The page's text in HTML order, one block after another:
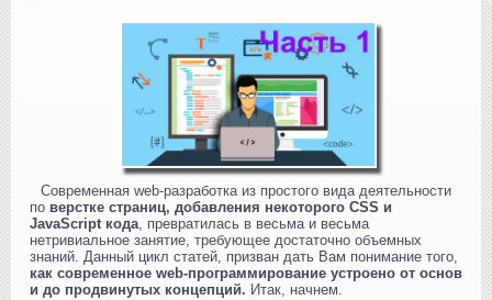
Современная web-разработка из простого вида деятельности
по верстке страниц, добавления некоторого CSS и
JavaScript кода, превратилась в весьма и весьма
нетривиальное занятие, требующее достаточно объемных
знаний. Данный цикл статей, призван дать Вам понимание того,
как современное web-программирование устроено от основ
и до продвинутых концепций. Итак, начнем.